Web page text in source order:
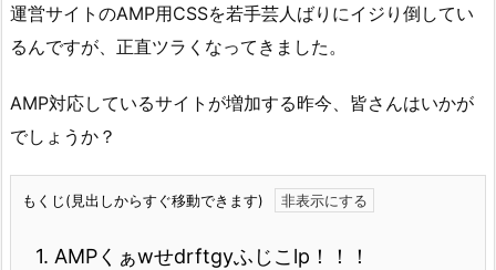
運営サイトのAMP用CSSを若手芸人ばりにイジり倒してい
るんですが、正直ツラくなってきました。
AMP対応しているサイトが増加する昨今、皆さんはいかが
でしょうか？
もくじ(見出しからすぐ移動できます)
1. AMPくぁwせdrftgyふじこlp！！！